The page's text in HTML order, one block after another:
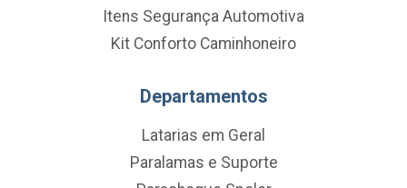
Itens Segurança Automotiva
Kit Conforto Caminhoneiro
Departamentos
Latarias em Geral
Paralamas e Suporte